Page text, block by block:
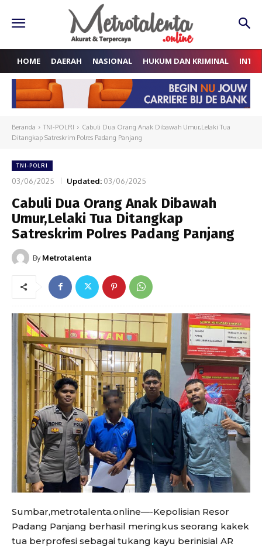
HOME DAERAH NASIONAL HUKUM DAN KRIMINAL
Beranda TNI-POLRI
Cabuli Dua Orang Anak Dibawah Umur,Lelaki Tua
Ditangkap Satreskrim Polres Padang Panjang
TNI-POLRI
03/06/2025 Updated: 03/06/2025
Cabuli Dua Orang Anak Dibawah
Umur,Lelaki Tua Ditangkap
Satreskrim Polres Padang Panjang
By Metrotalenta
Sumbar,metrotalenta.online—-Kepolisian Resor
Padang Panjang berhasil meringkus seorang kakek
tua berprofesi sebagai tukang kayu berinisial AR